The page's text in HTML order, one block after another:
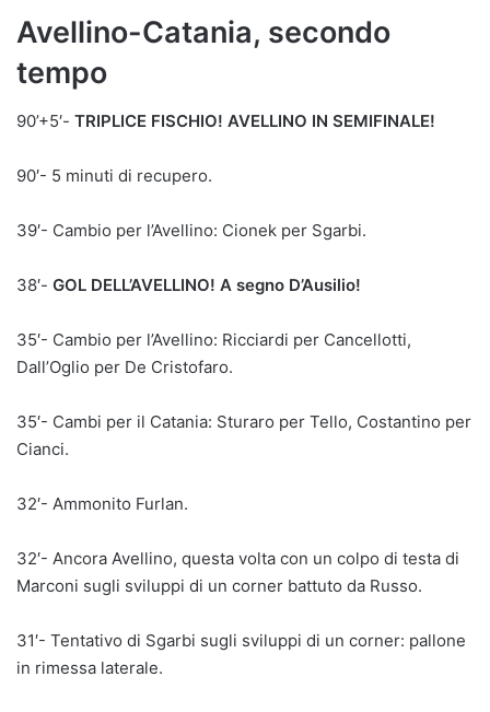
Avellino-Catania, secondo
tempo
90’+5′- TRIPLICE FISCHIO! AVELLINO IN SEMIFINALE!
90′- 5 minuti di recupero.
39′- Cambio per l’Avellino: Cionek per Sgarbi.
38′- GOL DELL’AVELLINO! A segno D’Ausilio!
35′- Cambio per l’Avellino: Ricciardi per Cancellotti,
Dall’Oglio per De Cristofaro.
35′- Cambi per il Catania: Sturaro per Tello, Costantino per
Cianci.
32′- Ammonito Furlan.
32′- Ancora Avellino, questa volta con un colpo di testa di
Marconi sugli sviluppi di un corner battuto da Russo.
31′- Tentativo di Sgarbi sugli sviluppi di un corner: pallone
in rimessa laterale.